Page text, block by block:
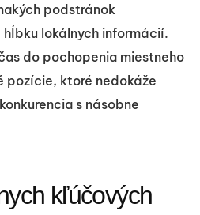
podstránok
lokálnych informácií.
do pochopenia miestneho
pozície, ktoré nedokáže
s násobne
kľúčových